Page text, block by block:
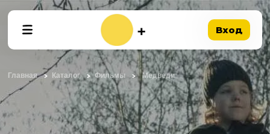
Вход
Главная Каталог Фильмы Медведи